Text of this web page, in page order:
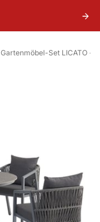
Gartenmöbel-Set LICATO -